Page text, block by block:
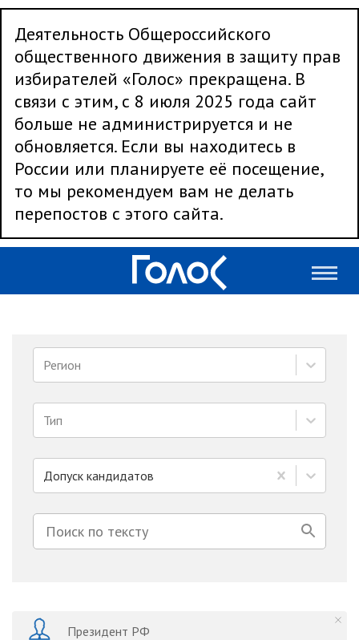
Деятельность Общероссийского
общественного движения в защиту прав
избирателей «Голос» прекращена. В
связи с этим, с 8 июля 2025 года сайт
больше не администрируется и не
обновляется. Если вы находитесь в
России или планируете её посещение,
то мы рекомендуем вам не делать
перепостов с этого сайта.
Регион
Тип
Допуск кандидатов
Президент РФ